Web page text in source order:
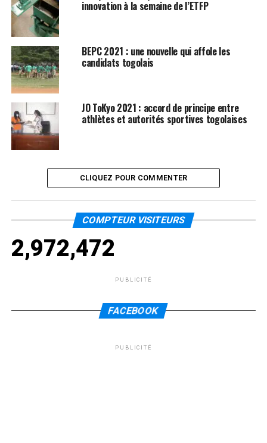
innovation à la semaine de l’ETFP
BEPC 2021 : une nouvelle qui affole les
candidats togolais
JO ToKyo 2021 : accord de principe entre
athlètes et autorités sportives togolaises
CLIQUEZ POUR COMMENTER
COMPTEUR VISITEURS
2,972,472
PUBLICITÉ
FACEBOOK
PUBLICITÉ